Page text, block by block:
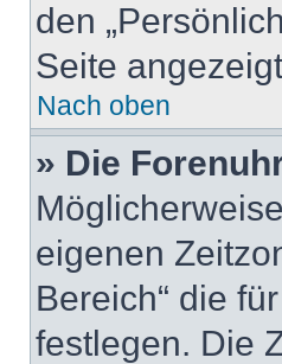
den
Seite
Nach oben
» Die
eigenen
Bereich“ die
festlegen. Die